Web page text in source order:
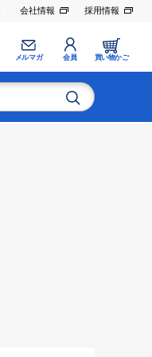
会社情報 採用情報
メルマガ 会員 買い物かご